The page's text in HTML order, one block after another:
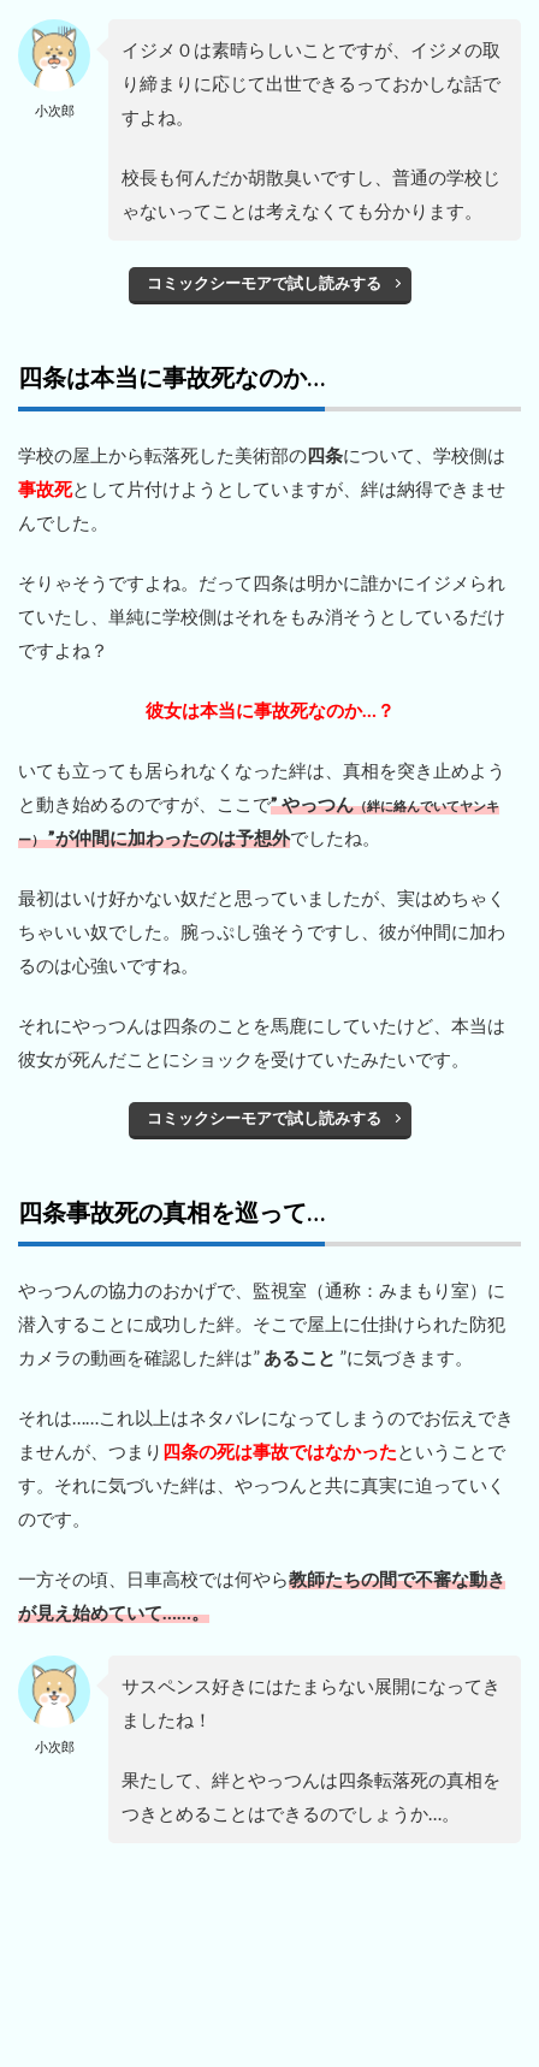
小次郎
イジメ０は素晴らしいことですが、イジメの取
り締まりに応じて出世できるっておかしな話で
すよね。
校長も何んだか胡散臭いですし、普通の学校じ
ゃないってことは考えなくても分かります。
コミックシーモアで試し読みする
四条は本当に事故死なのか…
学校の屋上から転落死した美術部の四条について、学校側は
事故死として片付けようとしていますが、絆は納得できませ
んでした。
そりゃそうですよね。だって四条は明かに誰かにイジメられ
ていたし、単純に学校側はそれをもみ消そうとしているだけ
ですよね？
彼女は本当に事故死なのか…？
いても立っても居られなくなった絆は、真相を突き止めよう
と動き始めるのですが、ここで” やっつん（絆に絡んでいてヤンキ
ー）”が仲間に加わったのは予想外でしたね。
最初はいけ好かない奴だと思っていましたが、実はめちゃく
ちゃいい奴でした。腕っぷし強そうですし、彼が仲間に加わ
るのは心強いですね。
それにやっつんは四条のことを馬鹿にしていたけど、本当は
彼女が死んだことにショックを受けていたみたいです。
コミックシーモアで試し読みする
四条事故死の真相を巡って…
やっつんの協力のおかげで、監視室（通称：みまもり室）に
潜入することに成功した絆。そこで屋上に仕掛けられた防犯
カメラの動画を確認した絆は” あること ”に気づきます。
それは……これ以上はネタバレになってしまうのでお伝えでき
ませんが、つまり 四条の死は事故ではなかったということで
す。それに気づいた絆は、やっつんと共に真実に迫っていく
のです。
一方その頃、日車高校では何やら教師たちの間で不審な動き
が見え始めていて……。
小次郎
サスペンス好きにはたまらない展開になってき
ましたね！
果たして、絆とやっつんは四条転落死の真相を
つきとめることはできるのでしょうか…。